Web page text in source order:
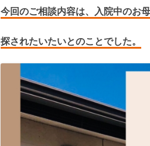
今回のご相談内容は、入院中のお
探されたいたいとのことでした。